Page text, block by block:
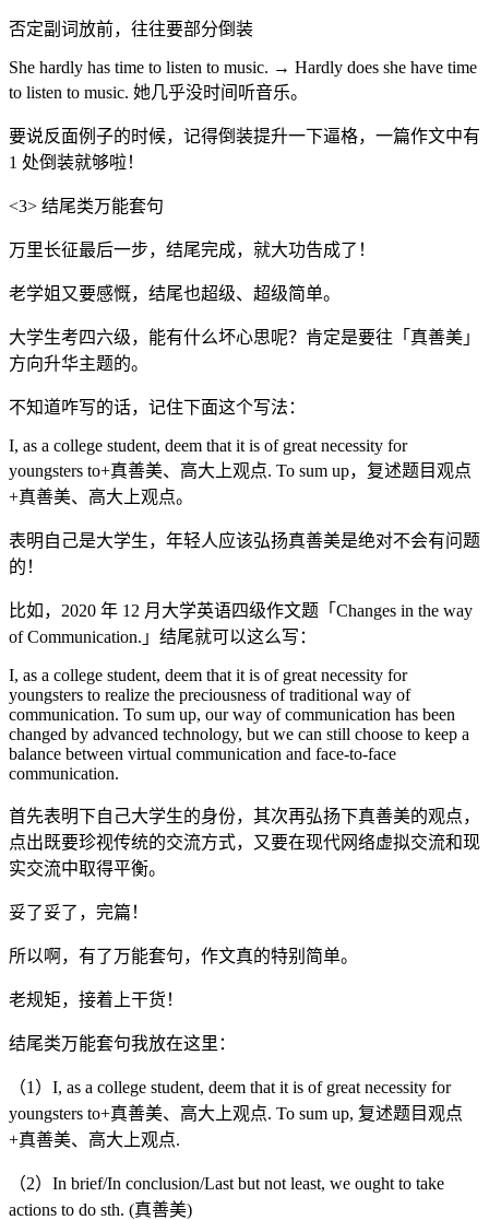
否定副词放前，往往要部分倒装
She hardly has time to listen to music. → Hardly does she have time
to listen to music. 她几乎没时间听音乐。
要说反面例子的时候，记得倒装提升一下逼格，一篇作文中有
1 处倒装就够啦！
<3> 结尾类万能套句
万里长征最后一步，结尾完成，就大功告成了！
老学姐又要感慨，结尾也超级、超级简单。
大学生考四六级，能有什么坏心思呢？肯定是要往「真善美」
方向升华主题的。
不知道咋写的话，记住下面这个写法：
I, as a college student, deem that it is of great necessity for
youngsters to+真善美、高大上观点. To sum up，复述题目观点
+真善美、高大上观点。
表明自己是大学生，年轻人应该弘扬真善美是绝对不会有问题
的！
比如，2020 年 12 月大学英语四级作文题「Changes in the way
of Communication.」结尾就可以这么写：
I, as a college student, deem that it is of great necessity for
youngsters to realize the preciousness of traditional way of
communication. To sum up, our way of communication has been
changed by advanced technology, but we can still choose to keep a
balance between virtual communication and face-to-face
communication.
首先表明下自己大学生的身份，其次再弘扬下真善美的观点，
点出既要珍视传统的交流方式，又要在现代网络虚拟交流和现
实交流中取得平衡。
妥了妥了，完篇！
所以啊，有了万能套句，作文真的特别简单。
老规矩，接着上干货！
结尾类万能套句我放在这里：
（1）I, as a college student, deem that it is of great necessity for
youngsters to+真善美、高大上观点. To sum up, 复述题目观点
+真善美、高大上观点.
（2）In brief/In conclusion/Last but not least, we ought to take
actions to do sth. (真善美)